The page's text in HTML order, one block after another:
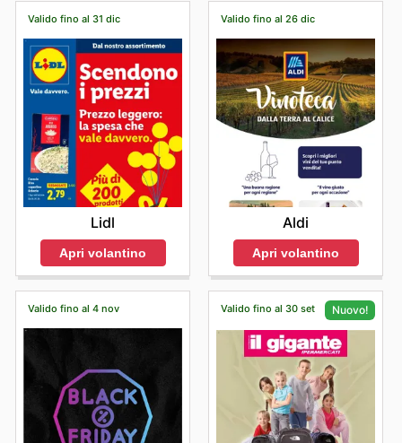
chiave come l'Epifania, la Festa della Liberazione e
Ferragosto, permettendoti di trovare sempre le migliori
offerte in negozioe informazioni utili come gli orari di
apertura e le opzioni di ritiro in negozio.
Valido fino al 31 dic
Lidl
Apri volantino
Valido fino al 26 dic
Aldi
Apri volantino
Valido fino al 4 nov Valido fino al 30 set Nuovo!